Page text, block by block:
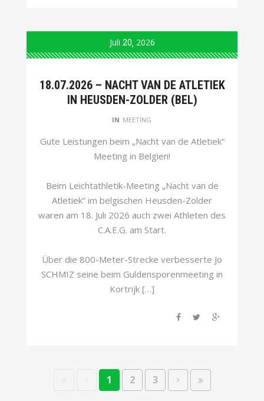
Juli 20 2026
18.07.2026 – NACHT VAN DE ATLETIEK
IN HEUSDEN-ZOLDER (BEL)
IN MEETING
Gute Leistungen beim „Nacht van de Atletiek“
Meeting in Belgien!
Beim Leichtathletik-Meeting „Nacht van de
Atletiek“ im belgischen Heusden-Zolder
waren am 18. Juli 2026 auch zwei Athleten des
C.A.E.G. am Start.
Über die 800-Meter-Strecke verbesserte Jo
SCHMIZ seine beim Guldensporenmeeting in
Kortrijk […]
1 2 3